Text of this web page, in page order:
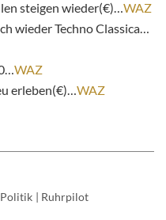
steigen wieder(€)…WAZ
wieder Techno Classica…
WAZ
erleben(€)…WAZ
Politik | Ruhrpilot